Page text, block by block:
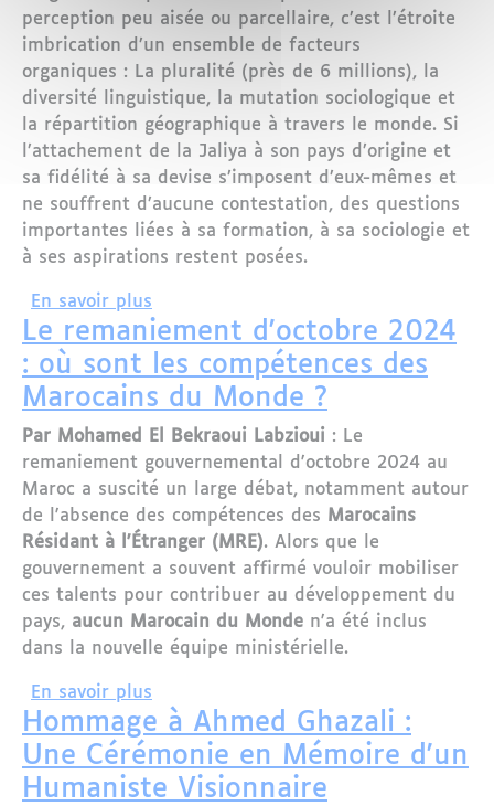
perception peu aisée ou parcellaire, c’est l’étroite
imbrication d’un ensemble de facteurs
organiques : La pluralité (près de 6 millions), la
diversité linguistique, la mutation sociologique et
la répartition géographique à travers le monde. Si
l’attachement de la Jaliya à son pays d’origine et
sa fidélité à sa devise s’imposent d’eux-mêmes et
ne souffrent d’aucune contestation, des questions
importantes liées à sa formation, à sa sociologie et
à ses aspirations restent posées.
En savoir plus
Le remaniement d'octobre 2024
: où sont les compétences des
Marocains du Monde ?
Par Mohamed El Bekraoui Labzioui : Le
remaniement gouvernemental d'octobre 2024 au
Maroc a suscité un large débat, notamment autour
de l'absence des compétences des Marocains
Résidant à l'Étranger (MRE). Alors que le
gouvernement a souvent affirmé vouloir mobiliser
ces talents pour contribuer au développement du
pays, aucun Marocain du Monde n'a été inclus
dans la nouvelle équipe ministérielle.
En savoir plus
Hommage à Ahmed Ghazali :
Une Cérémonie en Mémoire d'un
Humaniste Visionnaire